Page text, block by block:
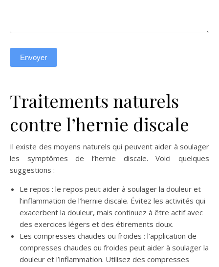
Envoyer
Traitements naturels
contre l’hernie discale
Il existe des moyens naturels qui peuvent aider à soulager
les symptômes de l’hernie discale. Voici quelques
suggestions :
Le repos : le repos peut aider à soulager la douleur et
l’inflammation de l’hernie discale. Évitez les activités qui
exacerbent la douleur, mais continuez à être actif avec
des exercices légers et des étirements doux.
Les compresses chaudes ou froides : l’application de
compresses chaudes ou froides peut aider à soulager la
douleur et l’inflammation. Utilisez des compresses